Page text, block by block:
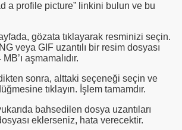
a profile picture” linkini bulun ve bu
gözata tıklayarak resminizi seçin.
veya GIF uzantılı bir resim dosyası
aşmamalıdır.
sonra, alttaki seçeneği seçin ve
tıklayın. İşlem tamamdır.
bahsedilen dosya uzantıları
eklerseniz, hata verecektir.